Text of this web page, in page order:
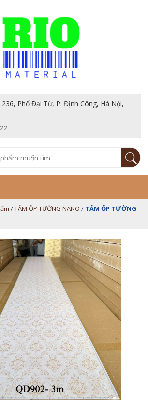
Phố Đại Từ, P. Định Công, Hà Nội,
/TẤM ỐP TƯỜNG NANO / TẤM ỐP TƯỜNG